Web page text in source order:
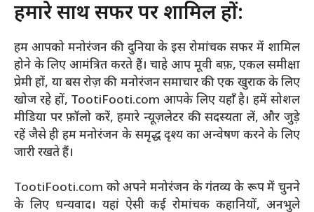
हमारे साथ सफर पर शामिल हों:
हम आपको मनोरंजन की दुनिया के इस रोमांचक सफर में शामिल
होने के लिए आमंत्रित करते हैं। चाहे आप मूवी बफ़, एकल समीक्षा
प्रेमी हों, या बस रोज़ की मनोरंजन समाचार की एक खुराक के लिए
खोज रहे हों, TootiFooti.com आपके लिए यहाँ है। हमें सोशल
मीडिया पर फ़ॉलो करें, हमारे न्यूज़लेटर की सदस्यता लें, और जुड़े
रहें जैसे ही हम मनोरंजन के समृद्ध दृश्य का अन्वेषण करने के लिए
जारी रखते हैं।
TootiFooti.com को अपने मनोरंजन के गंतव्य के रूप में चुनने
के लिए धन्यवाद। यहां ऐसी कई रोमांचक कहानियों, अनभुले